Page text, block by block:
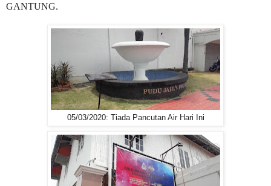
GANTUNG.
05/03/2020: Tiada Pancutan Air Hari Ini